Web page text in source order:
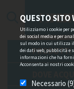
QUESTO SITO
Utilizziamo i cookie per
dei social media e per
sul modo in cui utilizza
dei dati web, pubblicità e
informazioni che ha
Acconsenta ai nostri
Necessario
PRODOTTI